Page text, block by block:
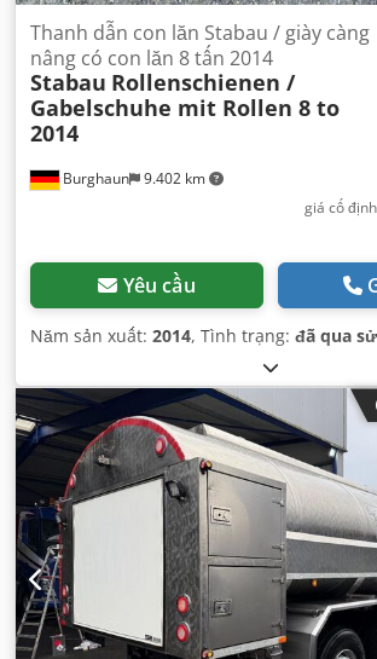
Burghaun 9.402 km
Thanh dẫn con lăn Stabau / giày càng
nâng có con lăn 8 tấn 2014
Stabau Rollenschienen /
Gabelschuhe mit Rollen 8 to
2014
giá cố
Yêu cầu
Năm sản xuất: 2014, Tình trạng: đã qua